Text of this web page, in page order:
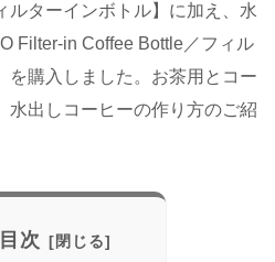
ルターインボトル】に加え、水
Filter-in Coffee Bottle／フィル
を購入しました。お茶用とコー
水出しコーヒーの作り方のご紹
目次